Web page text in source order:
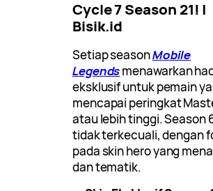
Setiap seasonMobile
Legendsmenawarkan
eksklusif untuk pemain
mencapai peringkat
atau lebih tinggi. Season
tidak terkecuali, dengan
pada skin hero yang
dan tematik.